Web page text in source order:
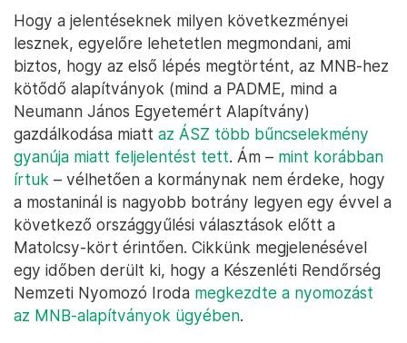
Hogy a jelentéseknek milyen következményei
lesznek, egyelőre lehetetlen megmondani, ami
biztos, hogy az első lépés megtörtént, az MNB-hez
kötődő alapítványok (mind a PADME, mind a
Neumann János Egyetemért Alapítvány)
gazdálkodása miatt az ÁSZ több bűncselekmény
gyanúja miatt feljelentést tett. Ám – mint korábban
írtuk – vélhetően a kormánynak nem érdeke, hogy
a mostaninál is nagyobb botrány legyen egy évvel a
következő országgyűlési választások előtt a
Matolcsy-kört érintően. Cikkünk megjelenésével
egy időben derült ki, hogy a Készenléti Rendőrség
Nemzeti Nyomozó Iroda megkezdte a nyomozást
az MNB-alapítványok ügyében.